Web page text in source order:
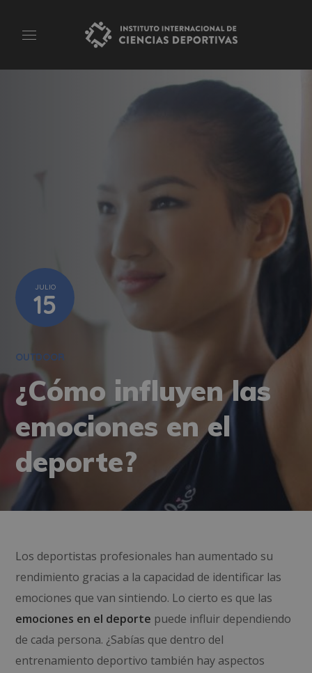
JULIO
15
OUTDOOR
¿Cómo influyen las
emociones en el
deporte?
Los deportistas profesionales han aumentado su
rendimiento gracias a la capacidad de identificar las
emociones que van sintiendo. Lo cierto es que las
emociones en el deporte puede influir dependiendo
de cada persona. ¿Sabías que dentro del
entrenamiento deportivo también hay aspectos